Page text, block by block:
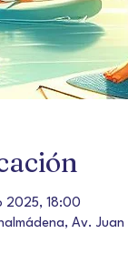
2025, 18:00
Av.